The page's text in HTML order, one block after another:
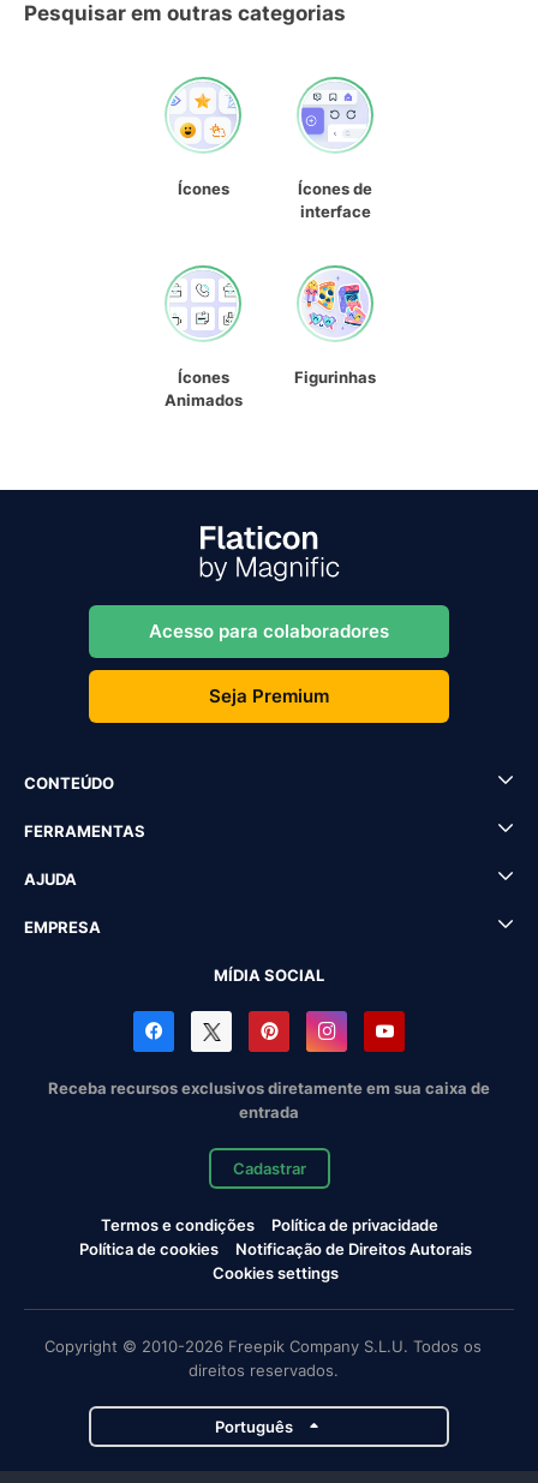
Pesquisar em outras categorias
Ícones
Ícones de
interface
Ícones
Animados
Figurinhas
Acesso para colaboradores
Seja Premium
CONTEÚDO
FERRAMENTAS
AJUDA
EMPRESA
MÍDIA SOCIAL
Receba recursos exclusivos diretamente em sua caixa de
entrada
Cadastrar
Termos e condições
Política de privacidade
Política de cookies
Notificação de Direitos Autorais
Cookies settings
Copyright © 2010-2026 Freepik Company S.L.U. Todos os
direitos reservados.
Português